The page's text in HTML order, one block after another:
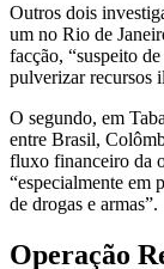
Outros dois
um no Rio de
facção, “suspeito
pulverizar recursos
O segundo, em
entre Brasil,
fluxo financeiro da
“especialmente em
de drogas e armas”.
Operação